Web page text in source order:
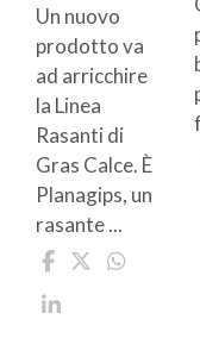
Un nuovo
prodotto va
ad arricchire
la Linea
Rasanti di
Gras Calce. È
Planagips, un
rasante ...